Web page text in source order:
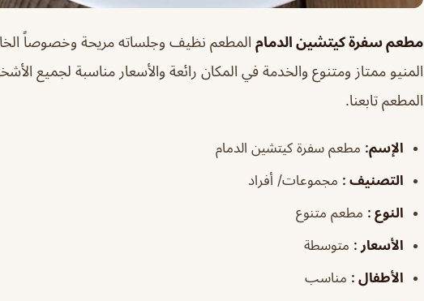
مطعم سفرة كيتشين الدمام المطعم نظيف وجلساته مريحة وخصوصاً
المنيو ممتاز ومتنوع والخدمة في المكان رائعة والأسعار مناسبة لجميع
المطعم تابعنا.
الإسم: مطعم سفرة كيتشين الدمام
التصنيف : مجموعات/ أفراد
النوع : مطعم متنوع
الأسعار : متوسطة
الأطفال : مناسب